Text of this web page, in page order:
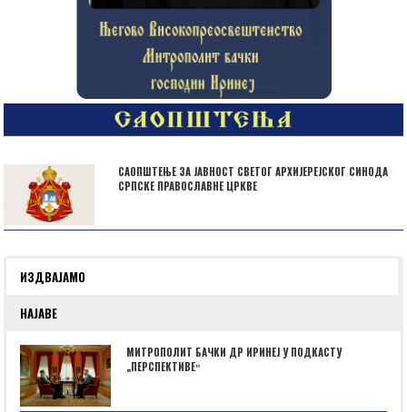
САОПШТЕЊЕ ЗА ЈАВНОСТ СВЕТОГ АРХИЈЕРЕЈСКОГ СИНОДА
СРПСКЕ ПРАВОСЛАВНЕ ЦРКВЕ
ИЗДВАЈАМО
НАЈАВЕ
МИТРОПОЛИТ БАЧКИ ДР ИРИНЕЈ У ПОДКАСТУ
„ПЕРСПЕКТИВЕˮ